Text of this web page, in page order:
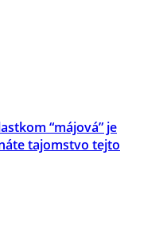
“májová” je
tajomstvo tejto